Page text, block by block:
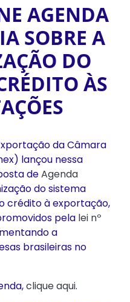
AGENDA
SOBRE A
DO
ÀS
da Câmara
lançou nessa
deAgenda
do sistema
crédito à exportação,
pela lei nº
a
brasileiras no
clique aqui.